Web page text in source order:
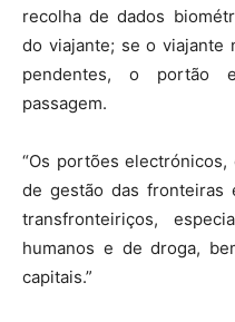
recolha de dados
do viajante; se o viajante
pendentes, o portão
passagem.
“Os portões
de gestão das fronteiras
transfronteiriços,
humanos e de droga,
capitais.”